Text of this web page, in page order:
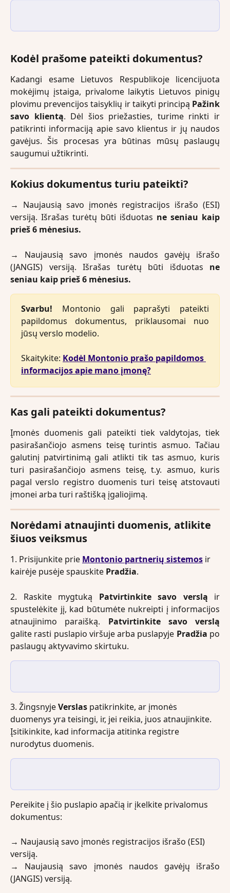
Kodėl prašome pateikti dokumentus?
Kadangi esame Lietuvos Respublikoje licencijuota
mokėjimų įstaiga, privalome laikytis Lietuvos pinigų
plovimu prevencijos taisyklių ir taikyti principą Pažink
savo klientą. Dėl šios priežasties, turime rinkti ir
patikrinti informaciją apie savo klientus ir jų naudos
gavėjus. Šis procesas yra būtinas mūsų paslaugų
saugumui užtikrinti.
Kokius dokumentus turiu pateikti?
→ Naujausią savo įmonės registracijos išrašo (ESI)
versiją. Išrašas turėtų būti išduotas ne seniau kaip
prieš 6 mėnesius.
→ Naujausią savo įmonės naudos gavėjų išrašo
(JANGIS) versiją. Išrašas turėtų būti išduotas ne
seniau kaip prieš 6 mėnesius.
Svarbu! Montonio gali paprašyti pateikti
papildomus dokumentus, priklausomai nuo
jūsų verslo modelio.
Skaitykite: Kodėl Montonio prašo papildomos
informacijos apie mano įmonę?
Kas gali pateikti dokumentus?
Įmonės duomenis gali pateikti tiek valdytojas, tiek
pasirašančiojo asmens teisę turintis asmuo. Tačiau
galutinį patvirtinimą gali atlikti tik tas asmuo, kuris
turi pasirašančiojo asmens teisę, t.y. asmuo, kuris
pagal verslo registro duomenis turi teisę atstovauti
įmonei arba turi raštišką įgaliojimą.
Norėdami atnaujinti duomenis, atlikite
šiuos veiksmus
1. Prisijunkite prie Montonio partnerių sistemos ir
kairėje pusėje spauskite Pradžia.
2. Raskite mygtuką Patvirtinkite savo verslą ir
spustelėkite jį, kad būtumėte nukreipti į informacijos
atnaujinimo paraišką. Patvirtinkite savo verslą
galite rasti puslapio viršuje arba puslapyje Pradžia po
paslaugų aktyvavimo skirtuku.
3. Žingsnyje Verslas patikrinkite, ar įmonės
duomenys yra teisingi, ir, jei reikia, juos atnaujinkite.
Įsitikinkite, kad informacija atitinka registre
nurodytus duomenis.
Pereikite į šio puslapio apačią ir įkelkite privalomus
dokumentus:
→ Naujausią savo įmonės registracijos išrašo (ESI)
versiją.
→ Naujausią savo įmonės naudos gavėjų išrašo
(JANGIS) versiją.